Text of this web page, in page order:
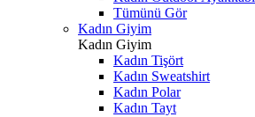
Tümünü Gör
Kadın Giyim
Kadın Giyim
Kadın Tişört
Kadın Sweatshirt
Kadın Polar
Kadın Tayt